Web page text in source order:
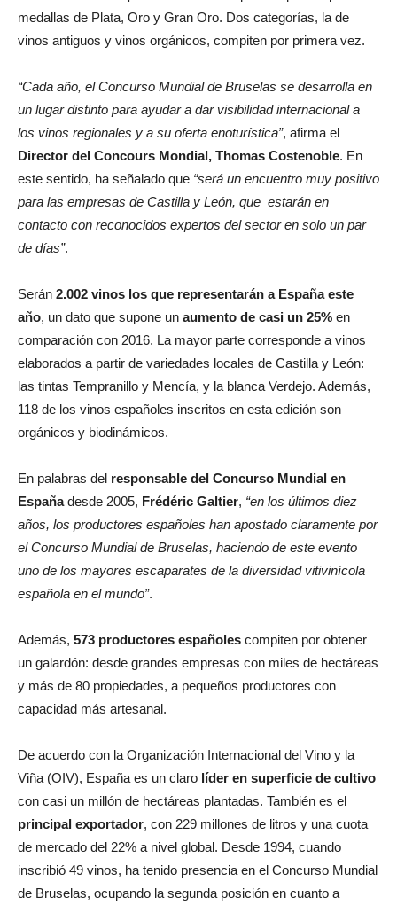
medallas de Plata, Oro y Gran Oro. Dos categorías, la de
vinos antiguos y vinos orgánicos, compiten por primera vez.
“Cada año, el Concurso Mundial de Bruselas se desarrolla en
un lugar distinto para ayudar a dar visibilidad internacional a
los vinos regionales y a su oferta enoturística”, afirma el
Director del Concours Mondial, Thomas Costenoble. En
este sentido, ha señalado que “será un encuentro muy positivo
para las empresas de Castilla y León, que estarán en
contacto con reconocidos expertos del sector en solo un par
de días”.
Serán 2.002 vinos los que representarán a España este
año, un dato que supone un aumento de casi un 25% en
comparación con 2016. La mayor parte corresponde a vinos
elaborados a partir de variedades locales de Castilla y León:
las tintas Tempranillo y Mencía, y la blanca Verdejo. Además,
118 de los vinos españoles inscritos en esta edición son
orgánicos y biodinámicos.
En palabras del responsable del Concurso Mundial en
Españadesde 2005, Frédéric Galtier, “en los últimos diez
años, los productores españoles han apostado claramente por
el Concurso Mundial de Bruselas, haciendo de este evento
uno de los mayores escaparates de la diversidad vitivinícola
española en el mundo”.
Además, 573 productores españoles compiten por obtener
un galardón: desde grandes empresas con miles de hectáreas
y más de 80 propiedades, a pequeños productores con
capacidad más artesanal.
De acuerdo con la Organización Internacional del Vino y la
Viña (OIV), España es un claro líder en superficie de cultivo
con casi un millón de hectáreas plantadas. También es el
principal exportador, con 229 millones de litros y una cuota
de mercado del 22% a nivel global. Desde 1994, cuando
inscribió 49 vinos, ha tenido presencia en el Concurso Mundial
de Bruselas, ocupando la segunda posición en cuanto a